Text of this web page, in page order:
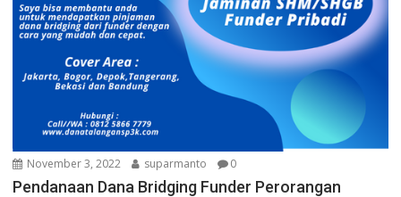
November 3, 2022 suparmanto 0
Pendanaan Dana Bridging Funder Perorangan